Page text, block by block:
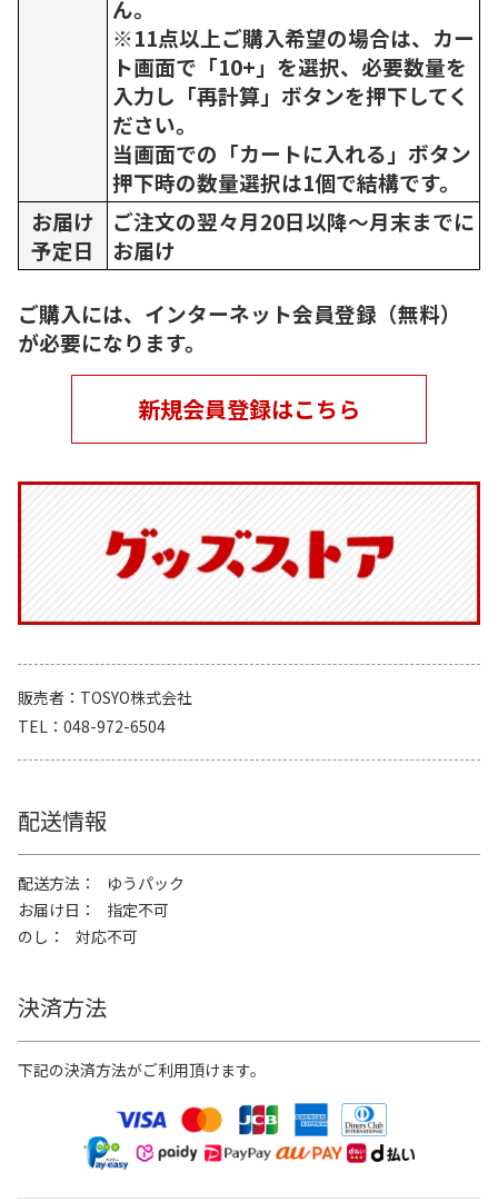
ん。
※11点以上ご購入希望の場合は、カー
ト画面で「10+」を選択、必要数量を
入力し「再計算」ボタンを押下してく
ださい。
当画面での「カートに入れる」ボタン
押下時の数量選択は1個で結構です。
お届け
予定日
ご注文の翌々月20日以降～月末までに
お届け
ご購入には、インターネット会員登録（無料）
が必要になります。
新規会員登録はこちら
販売者
TOSYO株式会社
TEL
048-972-6504
配送情報
配送方法
ゆうパック
お届け日
指定不可
のし
対応不可
決済方法
下記の決済方法がご利用頂けます。